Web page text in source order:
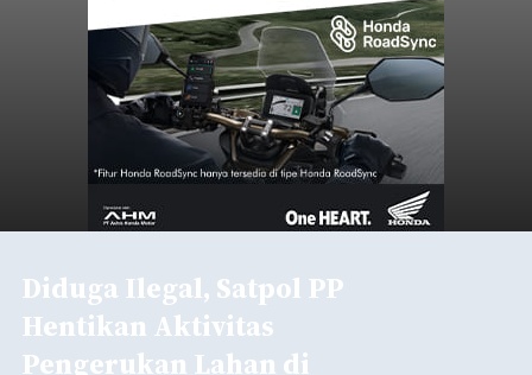
Diduga Ilegal, Satpol PP
Hentikan Aktivitas
Pengerukan Lahan di